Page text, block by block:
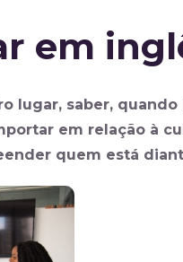
em
lugar, saber,
em relação à
quem está